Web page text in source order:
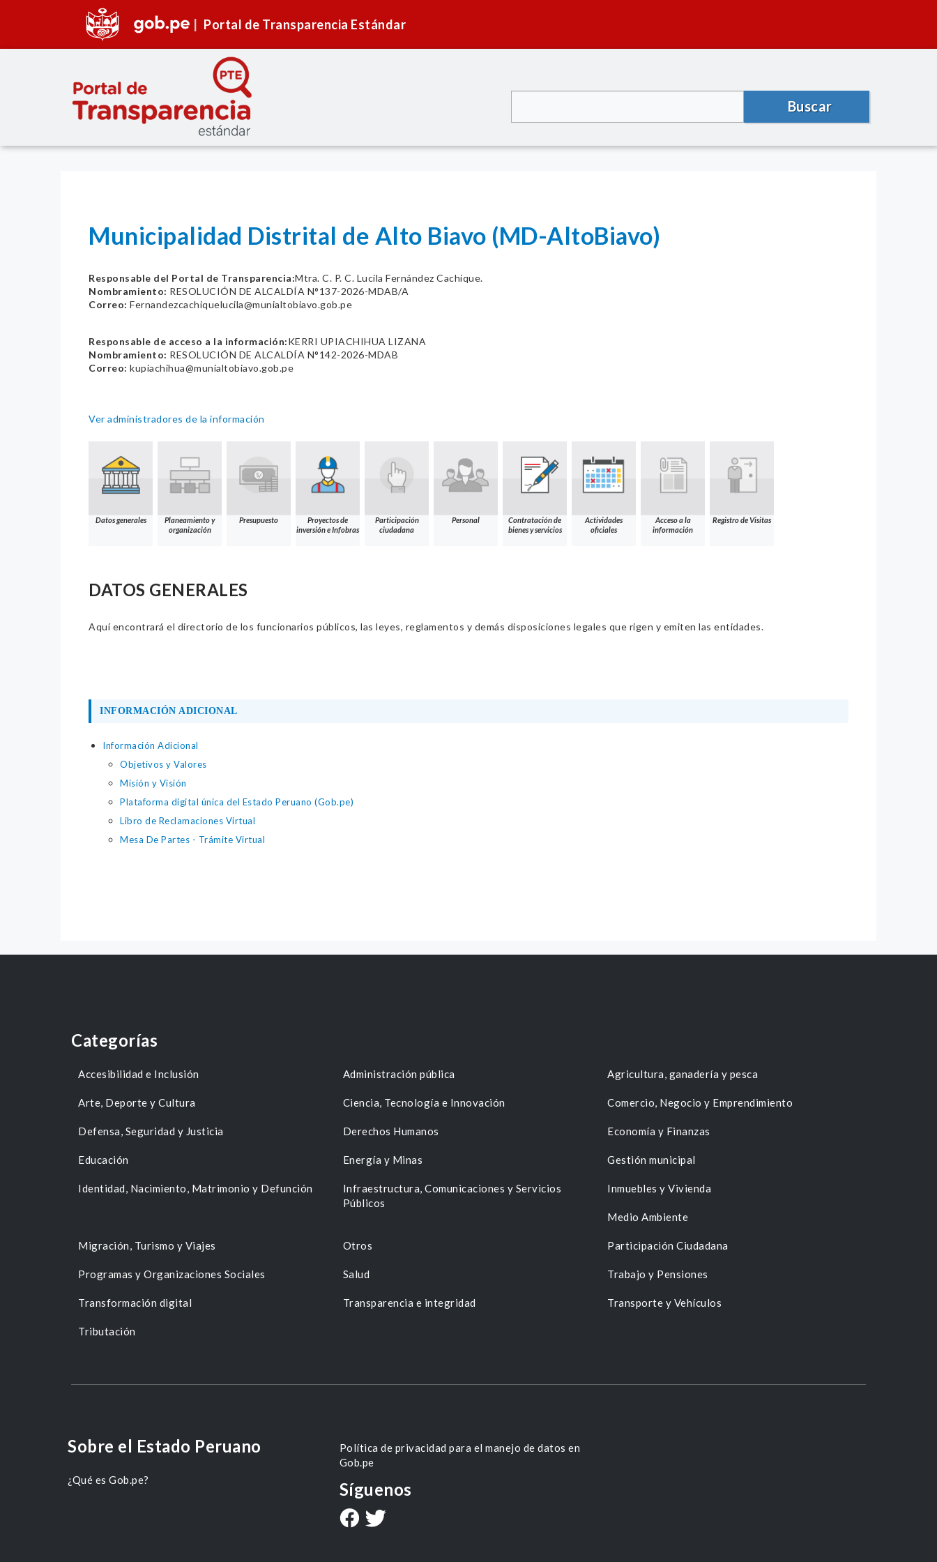
Portal de Transparencia Estándar
Buscar
Municipalidad Distrital de Alto Biavo (MD-AltoBiavo)
Responsable del Portal de Transparencia:Mtra. C. P. C. Lucila Fernández Cachique.
Nombramiento: RESOLUCIÓN DE ALCALDÍA N°137-2026-MDAB/A
Correo: Fernandezcachiquelucila@munialtobiavo.gob.pe
Responsable de acceso a la información:KERRI UPIACHIHUA LIZANA
Nombramiento: RESOLUCIÓN DE ALCALDÍA N°142-2026-MDAB
Correo: kupiachihua@munialtobiavo.gob.pe
Ver administradores de la información
Datos generales
Planeamiento y
organización
Presupuesto
Proyectos de
inversión e Infobras
Participación
ciudadana
Personal
Contratación de
bienes y servicios
Actividades
oficiales
Acceso a la
información
Registro de Visitas
DATOS GENERALES
Aquí encontrará el directorio de los funcionarios públicos, las leyes, reglamentos y demás disposiciones legales que rigen y emiten las entidades.
INFORMACIÓN ADICIONAL
Información Adicional
Objetivos y Valores
Misión y Visión
Plataforma digital única del Estado Peruano (Gob.pe)
Libro de Reclamaciones Virtual
Mesa De Partes - Trámite Virtual
Categorías
Accesibilidad e Inclusión Administración pública Agricultura, ganadería y pesca
Arte, Deporte y Cultura Ciencia, Tecnología e Innovación Comercio, Negocio y Emprendimiento
Defensa, Seguridad y Justicia Derechos Humanos Economía y Finanzas
Educación Energía y Minas Gestión municipal
Identidad, Nacimiento, Matrimonio y Defunción
Infraestructura, Comunicaciones y Servicios
Públicos
Inmuebles y Vivienda
Medio Ambiente
Migración, Turismo y Viajes Otros Participación Ciudadana
Programas y Organizaciones Sociales Salud Trabajo y Pensiones
Transformación digital Transparencia e integridad Transporte y Vehículos
Tributación
Sobre el Estado Peruano
¿Qué es Gob.pe?
Política de privacidad para el manejo de datos en
Gob.pe
Síguenos